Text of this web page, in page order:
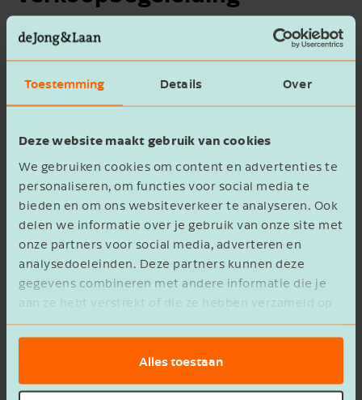
Toestemming Details Over
Deze website maakt gebruik van cookies
We gebruiken cookies om content en advertenties te
personaliseren, om functies voor social media te
bieden en om ons websiteverkeer te analyseren. Ook
delen we informatie over je gebruik van onze site met
onze partners voor social media, adverteren en
analysedoeleinden. Deze partners kunnen deze
gegevens combineren met andere informatie die je
aan ze hebt verstrekt of die ze hebben verzameld op
basis van het gebruik van hun services.
Alles toestaan
De Jong & Laan adviseerde en begeleidde
NorthGroup bij het (pre-exit) verkooptraject,
bestaande uit:
waardoor de potentiële opbrengst
inzichtelijk wordt.
Het opstellen van het
informatiememorandum.
Het in kaart brengen en benaderen van
potentiële overnamekandidaten.
Het voeren van onderhandelingen.
De begeleiding bij hetdue diligence-
onderzoek.
opstellen van overnamecontracten en de
afronding.